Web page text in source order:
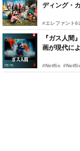
ディング・
#エレファント6
『ガス人間
画が現代に
#Netflix